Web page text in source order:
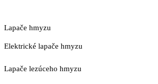
Lapače hmyzu
Elektrické lapače hmyzu
Lapače lezúceho hmyzu